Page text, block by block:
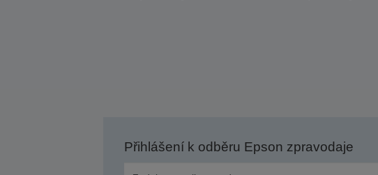
Přihlášení k odběru Epson zpravodaje